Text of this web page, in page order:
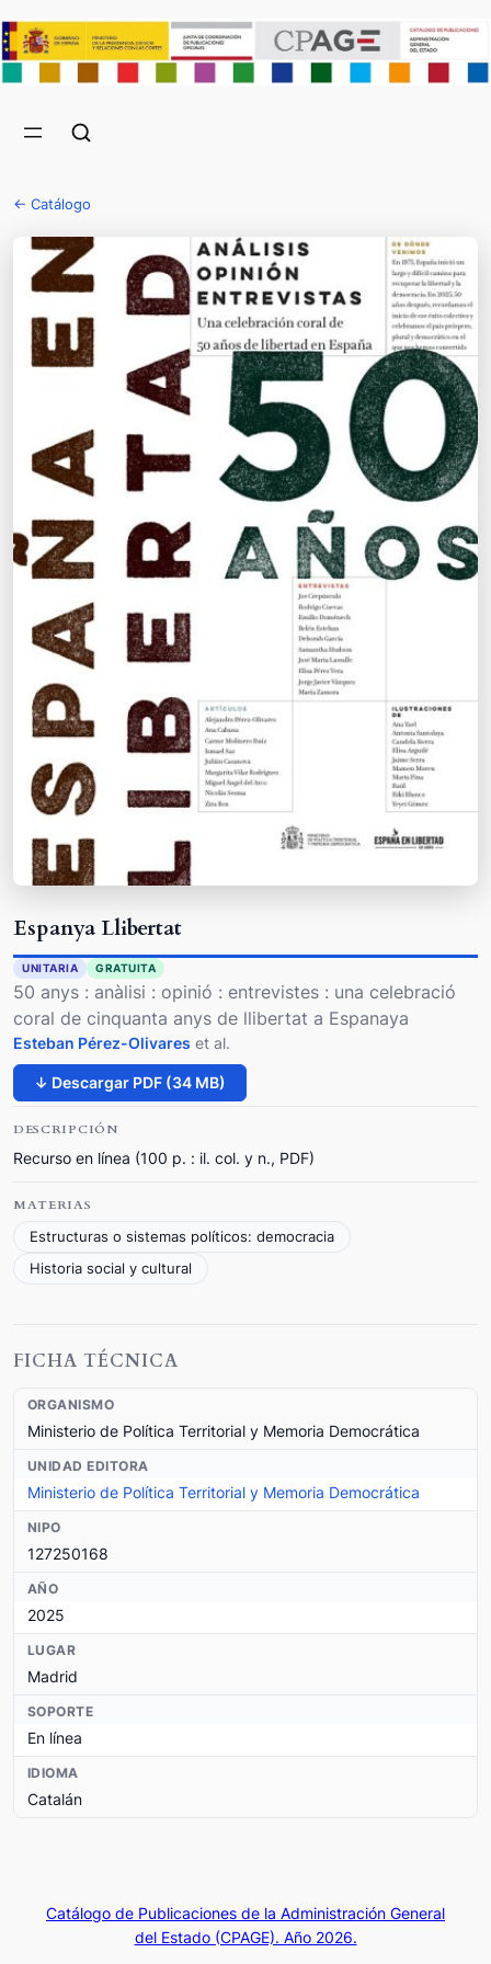
← Catálogo
Espanya Llibertat
UNITARIA GRATUITA
50 anys : anàlisi : opinió : entrevistes : una celebració
coral de cinquanta anys de llibertat a Espanaya
Esteban Pérez-Olivares et al.
↓ Descargar PDF (34 MB)
DESCRIPCIÓN
Recurso en línea (100 p. : il. col. y n., PDF)
MATERIAS
Estructuras o sistemas políticos: democracia
Historia social y cultural
FICHA TÉCNICA
ORGANISMO
Ministerio de Política Territorial y Memoria Democrática
UNIDAD EDITORA
Ministerio de Política Territorial y Memoria Democrática
NIPO
127250168
AÑO
2025
LUGAR
Madrid
SOPORTE
En línea
IDIOMA
Catalán
Catálogo de Publicaciones de la Administración General
del Estado (CPAGE). Año 2026.